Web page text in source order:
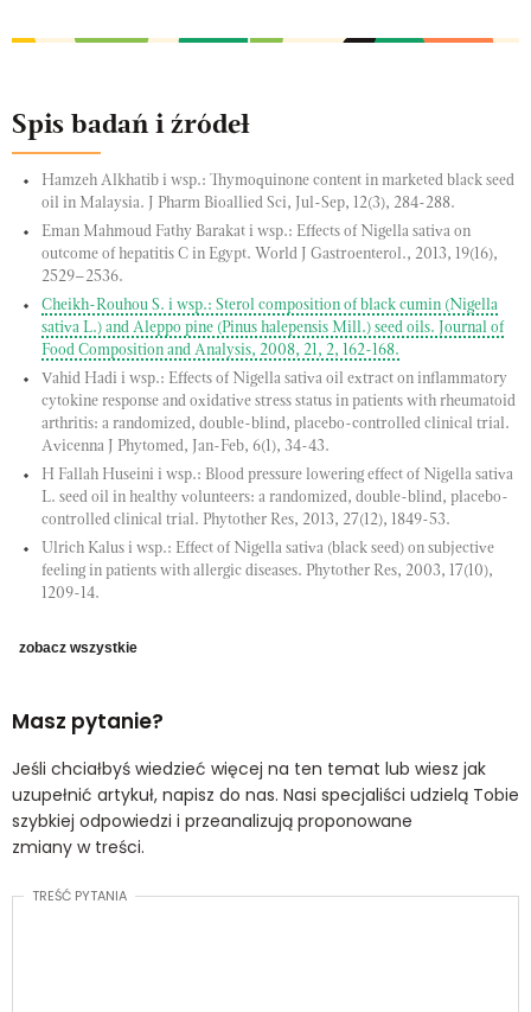
Spis badań i źródeł
Hamzeh Alkhatib i wsp.: Thymoquinone content in marketed black seed
oil in Malaysia. J Pharm Bioallied Sci, Jul-Sep, 12(3), 284-288.
Eman Mahmoud Fathy Barakat i wsp.: Effects of Nigella sativa on
outcome of hepatitis C in Egypt. World J Gastroenterol., 2013, 19(16),
2529–2536.
Cheikh-Rouhou S. i wsp.: Sterol composition of black cumin (Nigella
sativa L.) and Aleppo pine (Pinus halepensis Mill.) seed oils. Journal of
Food Composition and Analysis, 2008, 21, 2, 162-168.
Vahid Hadi i wsp.: Effects of Nigella sativa oil extract on inflammatory
cytokine response and oxidative stress status in patients with rheumatoid
arthritis: a randomized, double-blind, placebo-controlled clinical trial.
Avicenna J Phytomed, Jan-Feb, 6(1), 34-43.
H Fallah Huseini i wsp.: Blood pressure lowering effect of Nigella sativa
L. seed oil in healthy volunteers: a randomized, double-blind, placebo-
controlled clinical trial. Phytother Res, 2013, 27(12), 1849-53.
Ulrich Kalus i wsp.: Effect of Nigella sativa (black seed) on subjective
feeling in patients with allergic diseases. Phytother Res, 2003, 17(10),
1209-14.
zobacz wszystkie
Masz pytanie?
Jeśli chciałbyś wiedzieć więcej na ten temat lub wiesz jak
uzupełnić artykuł, napisz do nas. Nasi specjaliści udzielą Tobie
szybkiej odpowiedzi i przeanalizują proponowane
zmiany w treści.
TREŚĆ PYTANIA